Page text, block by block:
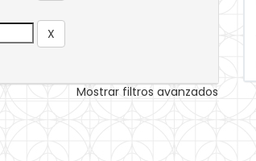
Mostrar filtros avanzados